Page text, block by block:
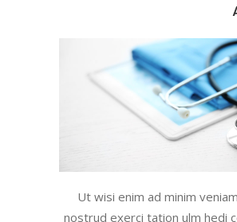
Ut wisi enim ad minim
nostrud exerci tation ulm hedi